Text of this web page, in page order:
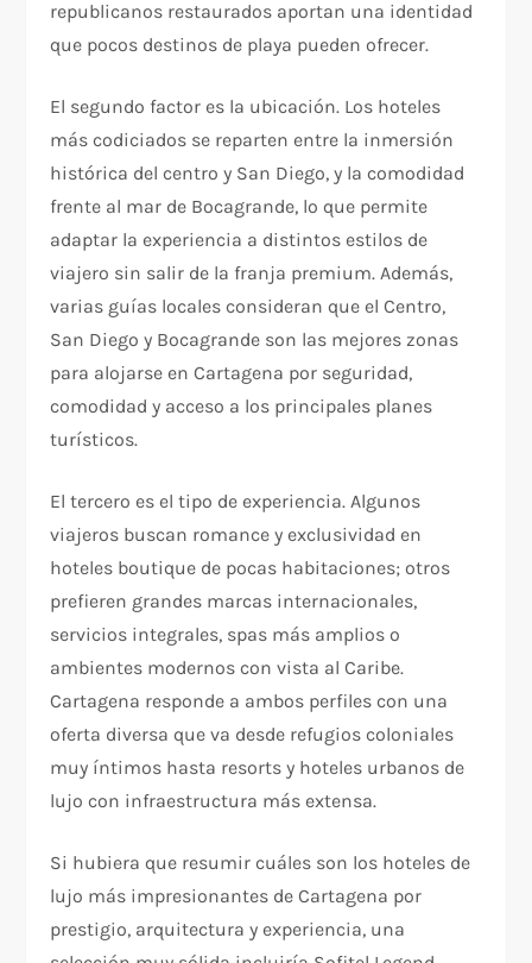
republicanos restaurados aportan una identidad
que pocos destinos de playa pueden ofrecer.
El segundo factor es la ubicación. Los hoteles
más codiciados se reparten entre la inmersión
histórica del centro y San Diego, y la comodidad
frente al mar de Bocagrande, lo que permite
adaptar la experiencia a distintos estilos de
viajero sin salir de la franja premium. Además,
varias guías locales consideran que el Centro,
San Diego y Bocagrande son las mejores zonas
para alojarse en Cartagena por seguridad,
comodidad y acceso a los principales planes
turísticos.​
El tercero es el tipo de experiencia. Algunos
viajeros buscan romance y exclusividad en
hoteles boutique de pocas habitaciones; otros
prefieren grandes marcas internacionales,
servicios integrales, spas más amplios o
ambientes modernos con vista al Caribe.
Cartagena responde a ambos perfiles con una
oferta diversa que va desde refugios coloniales
muy íntimos hasta resorts y hoteles urbanos de
lujo con infraestructura más extensa.
Si hubiera que resumir cuáles son los hoteles de
lujo más impresionantes de Cartagena por
prestigio, arquitectura y experiencia, una